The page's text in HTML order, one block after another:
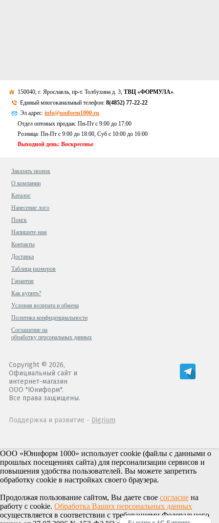
150040, г. Ярославль, пр-т. Толбухина д. 3,ТВЦ «ФОРМУЛА»
Единый многоканальный телефон:8(4852) 77-22-22
Эл.адрес:info@uniform1000.ru
Отдел оптовых продаж: Пн-Пт с 9:00 до 17:00
Розница: Пн-Пт с 9:00 до 18:00, Суб c 10:00 до 16:00
Выходной день: Воскресенье
Заказать звонок
О компании
Каталог
Нанесение лого
Поиск
Напишите нам
Контакты
Доставка
Таблица размеров
Гарантия
Как купить?
Условия возврата и обмена
Политика конфиденциальности
Cоглашение на
обработку персональных данных
Copyright © 2026,
Официальный сайт и
интернет-магазин
ООО "Юниформ".
Все права защищены.
Поддержка и развитие - Digrium
ООО «Юниформ 1000» использует cookie (файлы с данными о
прошлых посещениях сайта) для персонализации сервисов и
повышения удобства пользователей. Вы можете запретить
обработку cookie в настройках своего браузера.
Продолжая пользование сайтом, Вы даете свое согласие на
работу с cookie. Обработка Ваших персональных данных
осуществляется в соответствии с требованиями Федерального